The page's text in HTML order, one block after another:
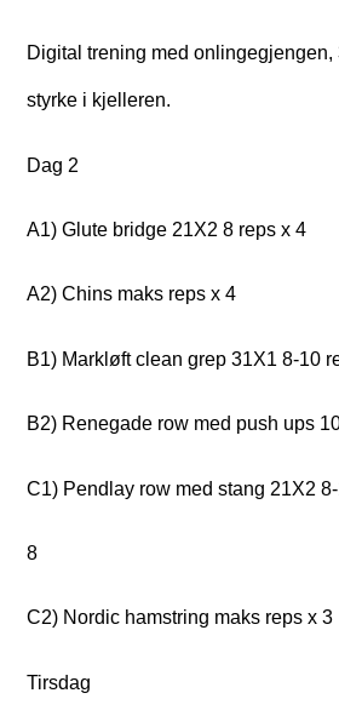
Digital trening med onlingegjengen,
styrke i kjelleren.
Dag 2
A1) Glute bridge 21X2 8 reps x 4
A2) Chins maks reps x 4
B1) Markløft clean grep 31X1 8-10
B2) Renegade row med push ups
C1) Pendlay row med stang 21X2
8
C2) Nordic hamstring maks reps x 3
Tirsdag